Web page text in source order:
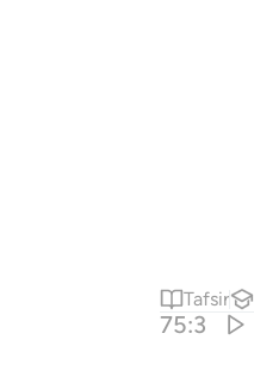
Tafsir
75:3